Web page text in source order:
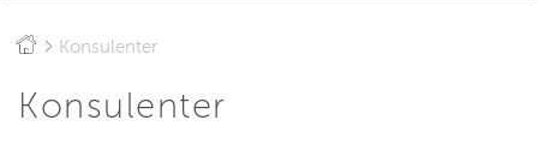
Konsulenter
Konsulenter